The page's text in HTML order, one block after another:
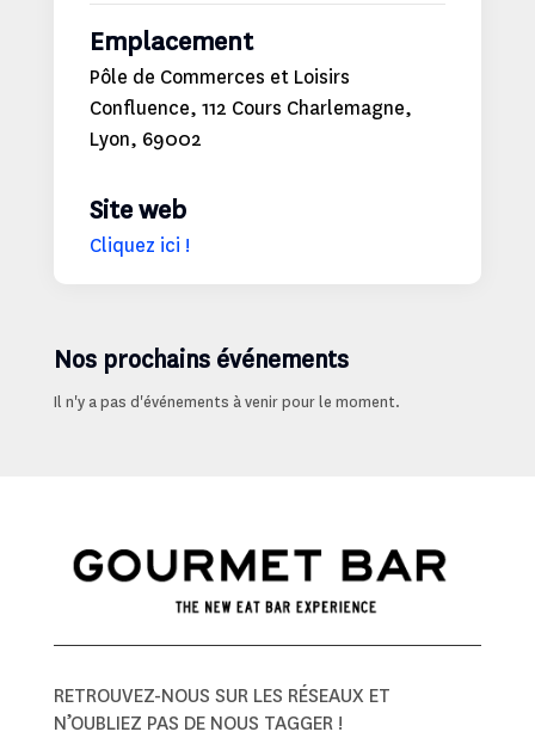
Emplacement
Pôle de Commerces et Loisirs
Confluence, 112 Cours Charlemagne,
Lyon, 69002
Site web
Cliquez ici !
Nos prochains événements
Il n'y a pas d'événements à venir pour le moment.
RETROUVEZ-NOUS SUR LES RÉSEAUX ET
N’OUBLIEZ PAS DE NOUS TAGGER !